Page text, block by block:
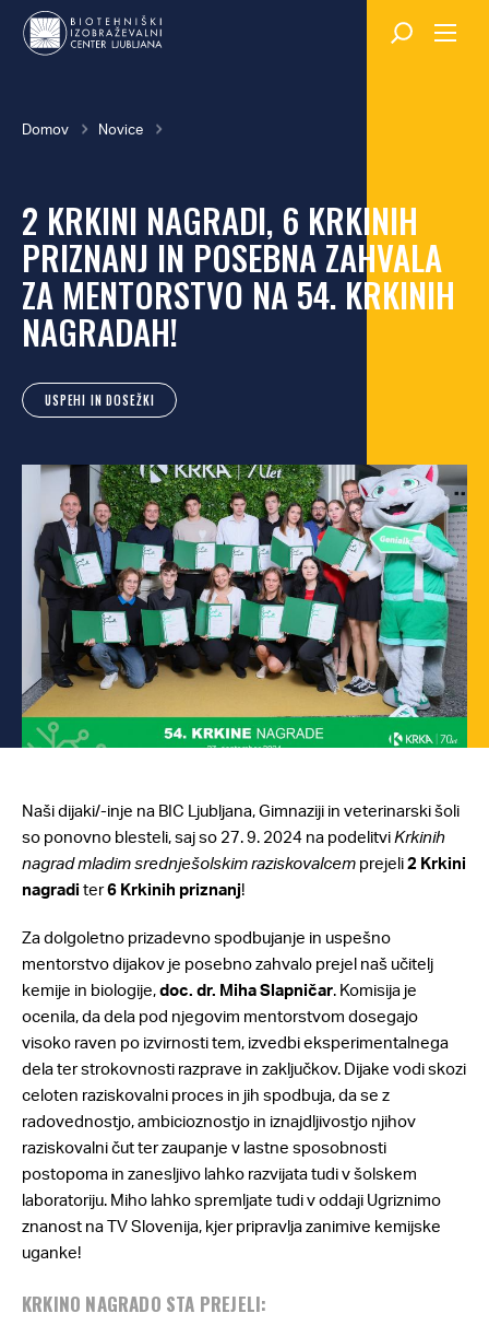
Skok
na
Breadcrumb
Domov Novice
2 KRKINI NAGRADI, 6 KRKINIH
PRIZNANJ IN POSEBNA ZAHVALA
ZA MENTORSTVO NA 54. KRKINIH
NAGRADAH!
USPEHI IN DOSEŽKI
Naši dijaki/-inje na BIC Ljubljana, Gimnaziji in veterinarski šoli
so ponovno blesteli, saj so 27. 9. 2024 na podelitviKrkinih
nagrad mladim srednješolskim raziskovalcem prejeli2 Krkini
nagradi ter6 Krkinih priznanj!
Za dolgoletno prizadevno spodbujanje in uspešno
mentorstvo dijakov je posebno zahvalo prejel naš učitelj
kemije in biologije,doc. dr. Miha Slapničar. Komisija je
ocenila, da dela pod njegovim mentorstvom dosegajo
visoko raven po izvirnosti tem, izvedbi eksperimentalnega
dela ter strokovnosti razprave in zaključkov. Dijake vodi skozi
celoten raziskovalni proces in jih spodbuja, da se z
radovednostjo, ambicioznostjo in iznajdljivostjo njihov
raziskovalni čut ter zaupanje v lastne sposobnosti
postopoma in zanesljivo lahko razvijata tudi v šolskem
laboratoriju. Miho lahko spremljate tudi v oddaji Ugriznimo
znanost na TV Slovenija, kjer pripravlja zanimive kemijske
uganke!
KRKINO NAGRADO STA PREJELI: